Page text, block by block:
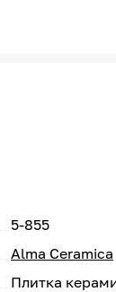
5-855
Alma Ceramica
Плитка